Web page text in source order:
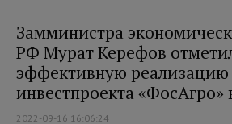
Замминистра
РФ Мурат Керефов
эффективную реализацию
инвестпроекта «ФосАгро»
2022-09-16 16:06:24